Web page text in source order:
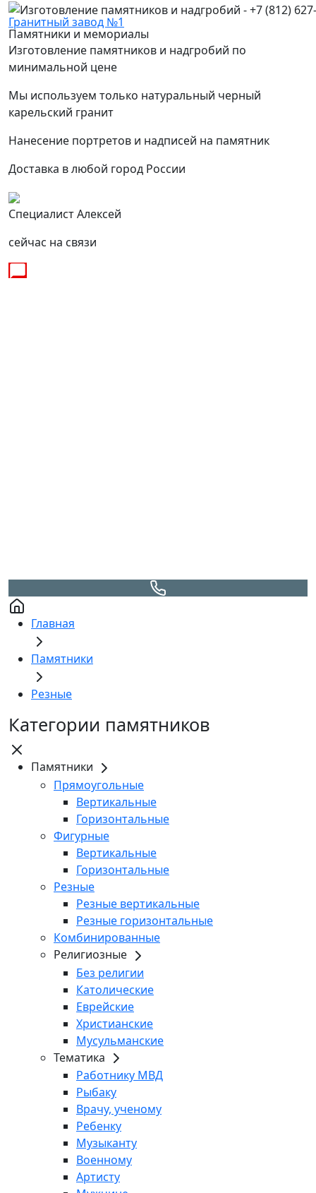
Гранитный завод №1
Памятники и мемориалы
Изготовление памятников и надгробий по
минимальной цене
Мы используем только натуральный черный
карельский гранит
Нанесение портретов и надписей на памятник
Доставка в любой город России
Специалист Алексей
сейчас на связи
Главная
Памятники
Резные
Категории памятников
Памятники
Прямоугольные
Вертикальные
Горизонтальные
Фигурные
Вертикальные
Горизонтальные
Резные
Резные вертикальные
Резные горизонтальные
Комбинированные
Религиозные
Без религии
Католические
Еврейские
Христианские
Мусульманские
Тематика
Работнику МВД
Рыбаку
Врачу, ученому
Ребенку
Музыканту
Военному
Артисту